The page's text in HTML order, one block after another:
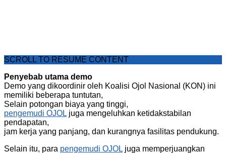
SCROLL TO RESUME CONTENT
Penyebab utama demo
Demo yang dikoordinir oleh Koalisi Ojol Nasional (KON) ini
memiliki beberapa tuntutan,
Selain potongan biaya yang tinggi,
pengemudi OJOL juga mengeluhkan ketidakstabilan
pendapatan,
jam kerja yang panjang, dan kurangnya fasilitas pendukung.
Selain itu, para pengemudi OJOL juga memperjuangkan